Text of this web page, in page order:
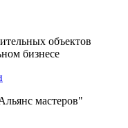
объектов
бизнесе
мастеров"